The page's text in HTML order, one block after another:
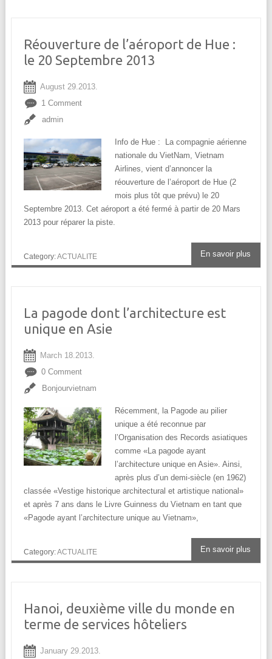
Réouverture de l’aéroport de Hue :
le 20 Septembre 2013
August 29.2013.
1 Comment
admin
Info de Hue : La compagnie aérienne
nationale du VietNam, Vietnam
Airlines, vient d’annoncer la
réouverture de l’aéroport de Hue (2
mois plus tôt que prévu) le 20
Septembre 2013. Cet aéroport a été fermé à partir de 20 Mars
2013 pour réparer la piste.
Category:ACTUALITE En savoir plus
La pagode dont l’architecture est
unique en Asie
March 18.2013.
0 Comment
Bonjourvietnam
Récemment, la Pagode au pilier
unique a été reconnue par
l’Organisation des Records asiatiques
comme «La pagode ayant
l’architecture unique en Asie». Ainsi,
après plus d’un demi-siècle (en 1962)
classée «Vestige historique architectural et artistique national»
et après 7 ans dans le Livre Guinness du Vietnam en tant que
«Pagode ayant l’architecture unique au Vietnam»,
Category:ACTUALITE En savoir plus
Hanoi, deuxième ville du monde en
terme de services hôteliers
January 29.2013.